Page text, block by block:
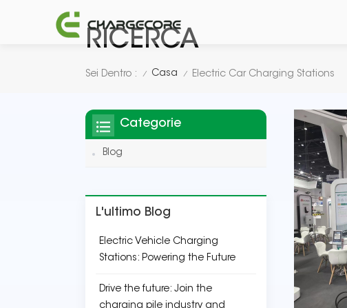
RICERCA
Sei Dentro : / Casa / Electric Car Charging Stations
Categorie
Blog
L'ultimo Blog
Electric Vehicle Charging
Stations: Powering the Future
Drive the future: Join the
charging pile industry and